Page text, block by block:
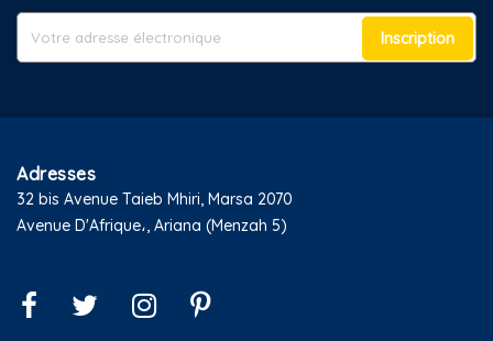
Inscription
Adresses
32 bis Avenue Taieb Mhiri, Marsa 2070
Avenue D'Afrique،, Ariana (Menzah 5)